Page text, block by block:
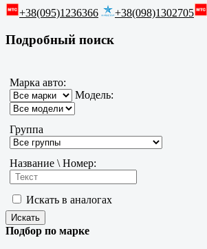
+38(095)1236366 +38(098)1302705
Подробный поиск
Марка авто:
Модель:
Группа
Название \ Номер:
Искать в аналогах
Подбор по марке